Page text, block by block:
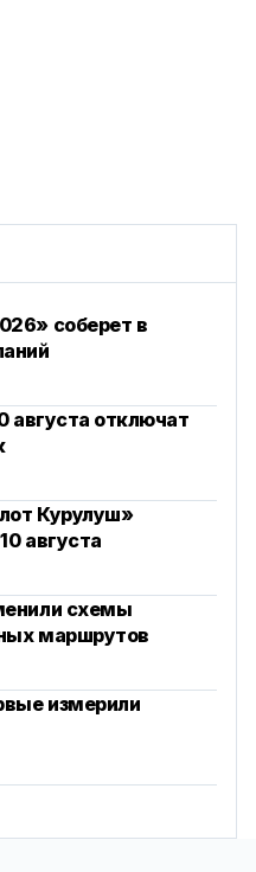
соберет в
августа отключат
Курулуш»
августа
схемы
маршрутов
измерили